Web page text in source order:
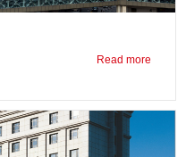
Read more